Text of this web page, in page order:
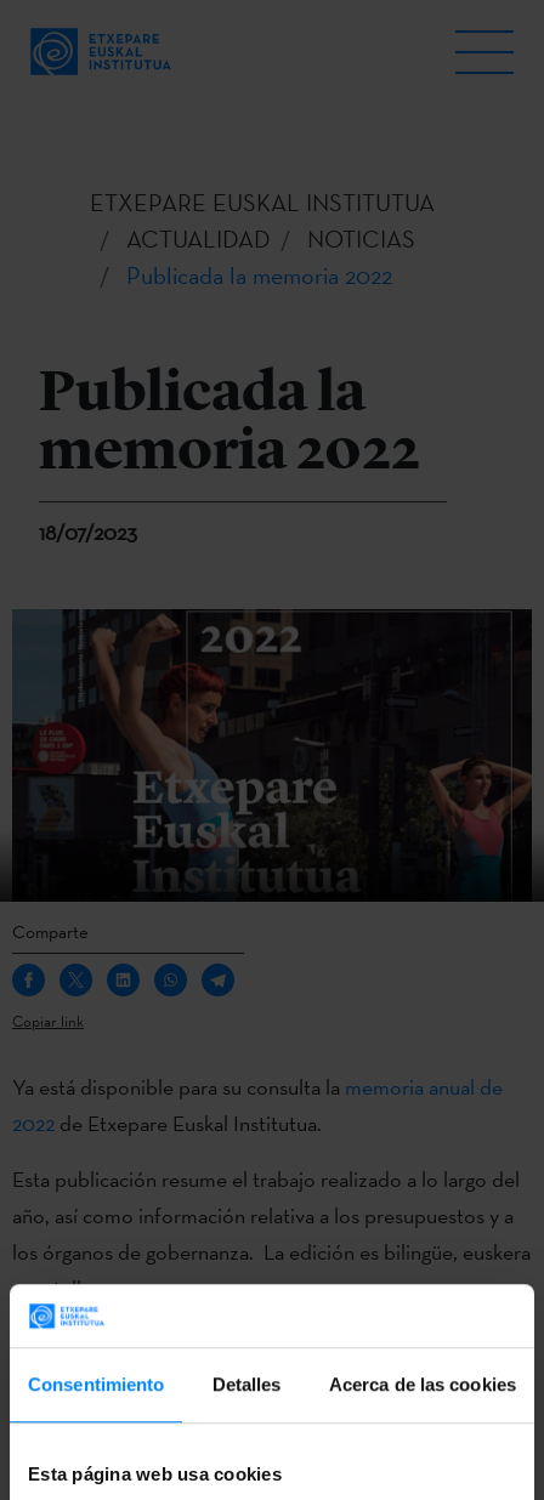
Consentimiento Detalles Acerca de las cookies
Esta página web usa cookies
ETXEPARE EUSKAL INSTITUTUA
ACTUALIDAD
NOTICIAS
Publicada la memoria 2022
Publicada la
memoria 2022
18/07/2023
Comparte
Copiar link
Ya está disponible para su consulta la memoria anual de
2022 de Etxepare Euskal Institutua.
Esta publicación resume el trabajo realizado a lo largo del
año, así como información relativa a los presupuestos y a
los órganos de gobernanza. La edición es bilingüe, euskera
– castellano.
Eneste apartadode la web podrás encontrar todas las
memorias del Instituto a partir del año 2016.
VOLVER